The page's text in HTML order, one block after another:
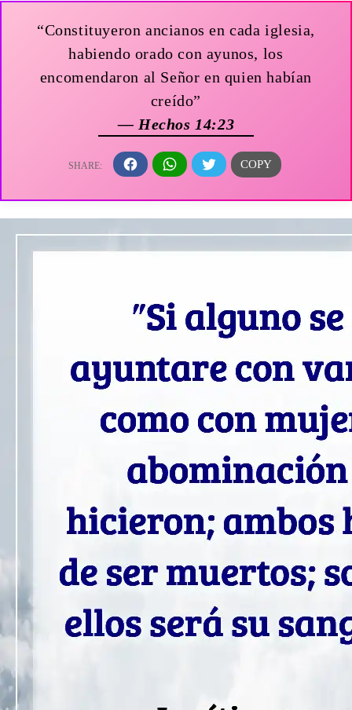
“Constituyeron ancianos en cada iglesia,
habiendo orado con ayunos, los
encomendaron al Señor en quien habían
creído”
— Hechos 14:23